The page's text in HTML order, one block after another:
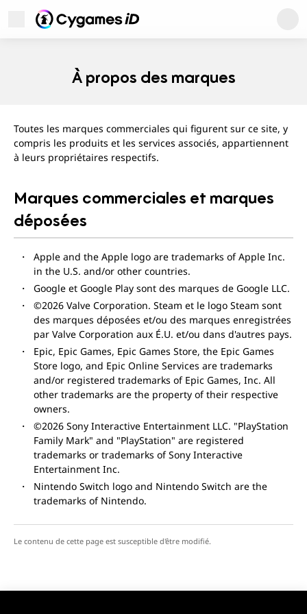
Ouvrir le MenuCygames ID
À propos
Politique de confidentialité
À propos des marques
À propos des marques
Toutes les marques commerciales qui figurent sur ce site, y
compris les produits et les services associés, appartiennent
à leurs propriétaires respectifs.
Marques commerciales et marques
déposées
Apple and the Apple logo are trademarks of Apple Inc.
in the U.S. and/or other countries.
Google et Google Play sont des marques de Google LLC.
©2026 Valve Corporation. Steam et le logo Steam sont
des marques déposées et/ou des marques enregistrées
par Valve Corporation aux É.U. et/ou dans d'autres pays.
Epic, Epic Games, Epic Games Store, the Epic Games
Store logo, and Epic Online Services are trademarks
and/or registered trademarks of Epic Games, Inc. All
other trademarks are the property of their respective
owners.
©2026 Sony Interactive Entertainment LLC. "PlayStation
Family Mark" and "PlayStation" are registered
trademarks or trademarks of Sony Interactive
Entertainment Inc.
Nintendo Switch logo and Nintendo Switch are the
trademarks of Nintendo.
Le contenu de cette page est susceptible d'être modifié.